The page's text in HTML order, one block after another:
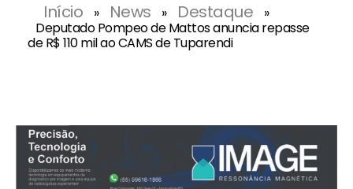
Início » News » Destaque
»
Deputado Pompeo de Mattos anuncia repasse
de R$ 110 mil ao CAMS de Tuparendi